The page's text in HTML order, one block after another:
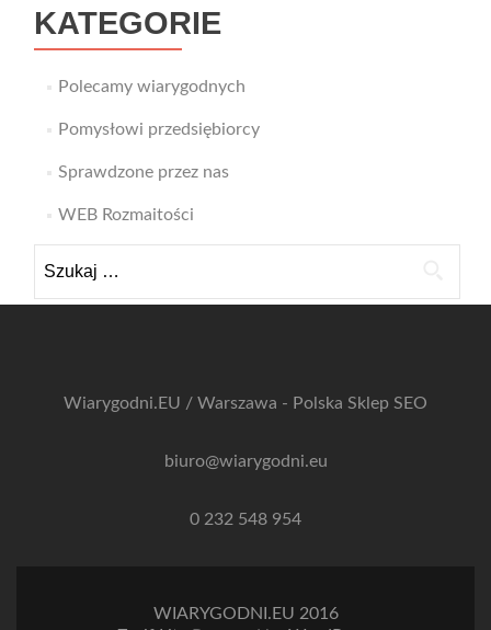
KATEGORIE
Polecamy wiarygodnych
Pomysłowi przedsiębiorcy
Sprawdzone przez nas
WEB Rozmaitości
Wiarygodni.EU / Warszawa - Polska Sklep SEO
biuro@wiarygodni.eu
0 232 548 954
WIARYGODNI.EU 2016